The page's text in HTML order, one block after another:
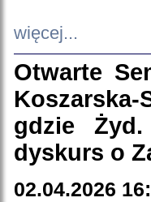
więcej...
Otwarte
Koszarska-
gdzie
dyskurs o
02.04.2026